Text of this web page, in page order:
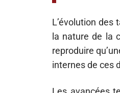
L’évolution
la nature de la
reproduire
internes de ces